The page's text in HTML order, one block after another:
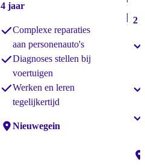
4 jaar
Complexe reparaties
aan personenauto's
Diagnoses stellen bij
voertuigen
Werken en leren
tegelijkertijd
Locaties:
Nieuwegein
2